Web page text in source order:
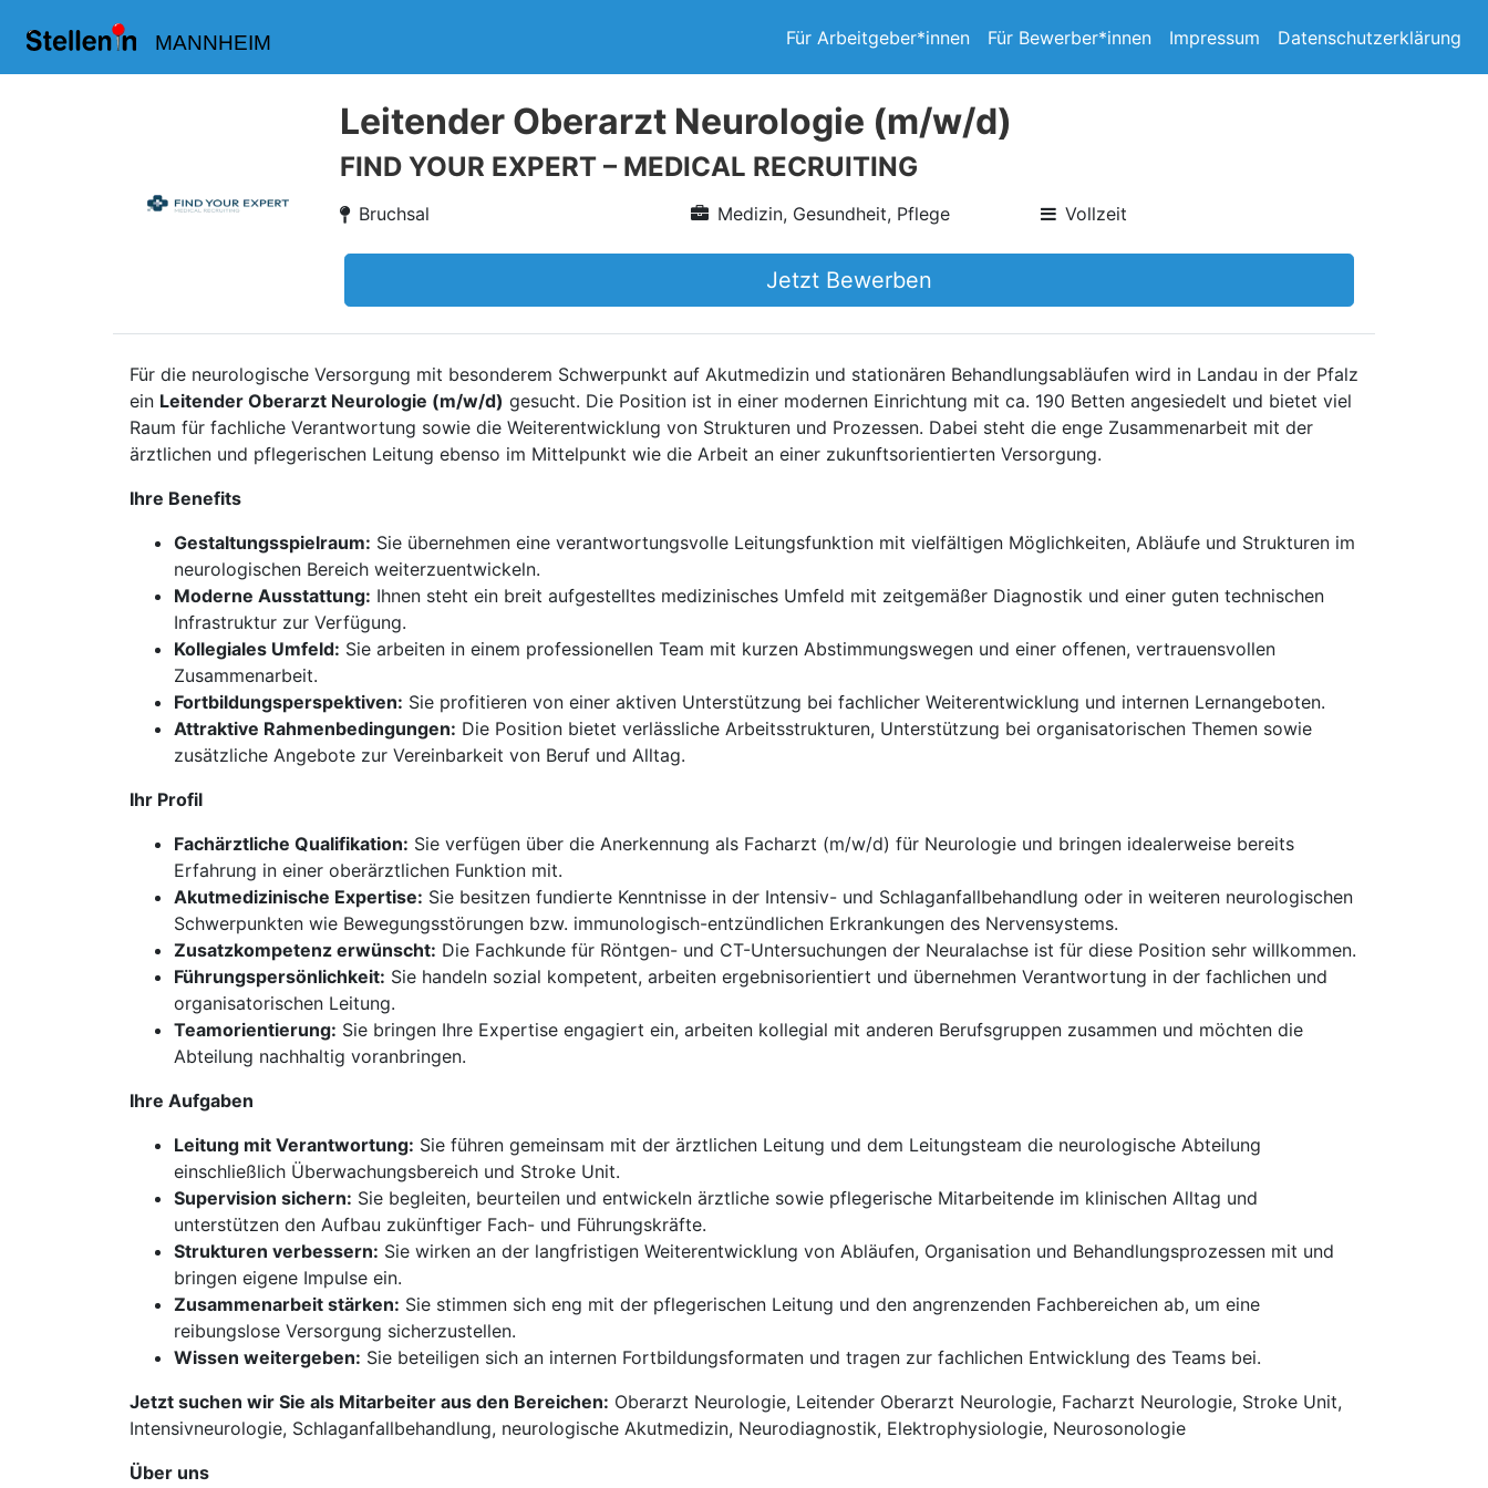
MANNHEIM Für Arbeitgeber*innen Für Bewerber*innen Impressum Datenschutzerklärung
Leitender Oberarzt Neurologie (m/w/d)
FIND YOUR EXPERT – MEDICAL RECRUITING
Bruchsal Medizin, Gesundheit, Pflege Vollzeit
Jetzt Bewerben
Für die neurologische Versorgung mit besonderem Schwerpunkt auf Akutmedizin und stationären Behandlungsabläufen wird in Landau in der Pfalz
ein Leitender Oberarzt Neurologie (m/w/d) gesucht. Die Position ist in einer modernen Einrichtung mit ca. 190 Betten angesiedelt und bietet viel
Raum für fachliche Verantwortung sowie die Weiterentwicklung von Strukturen und Prozessen. Dabei steht die enge Zusammenarbeit mit der
ärztlichen und pflegerischen Leitung ebenso im Mittelpunkt wie die Arbeit an einer zukunftsorientierten Versorgung.
Ihre Benefits
Gestaltungsspielraum: Sie übernehmen eine verantwortungsvolle Leitungsfunktion mit vielfältigen Möglichkeiten, Abläufe und Strukturen im
neurologischen Bereich weiterzuentwickeln.
Moderne Ausstattung: Ihnen steht ein breit aufgestelltes medizinisches Umfeld mit zeitgemäßer Diagnostik und einer guten technischen
Infrastruktur zur Verfügung.
Kollegiales Umfeld: Sie arbeiten in einem professionellen Team mit kurzen Abstimmungswegen und einer offenen, vertrauensvollen
Zusammenarbeit.
Fortbildungsperspektiven: Sie profitieren von einer aktiven Unterstützung bei fachlicher Weiterentwicklung und internen Lernangeboten.
Attraktive Rahmenbedingungen: Die Position bietet verlässliche Arbeitsstrukturen, Unterstützung bei organisatorischen Themen sowie
zusätzliche Angebote zur Vereinbarkeit von Beruf und Alltag.
Ihr Profil
Fachärztliche Qualifikation: Sie verfügen über die Anerkennung als Facharzt (m/w/d) für Neurologie und bringen idealerweise bereits
Erfahrung in einer oberärztlichen Funktion mit.
Akutmedizinische Expertise: Sie besitzen fundierte Kenntnisse in der Intensiv- und Schlaganfallbehandlung oder in weiteren neurologischen
Schwerpunkten wie Bewegungsstörungen bzw. immunologisch-entzündlichen Erkrankungen des Nervensystems.
Zusatzkompetenz erwünscht: Die Fachkunde für Röntgen- und CT-Untersuchungen der Neuralachse ist für diese Position sehr willkommen.
Führungspersönlichkeit: Sie handeln sozial kompetent, arbeiten ergebnisorientiert und übernehmen Verantwortung in der fachlichen und
organisatorischen Leitung.
Teamorientierung: Sie bringen Ihre Expertise engagiert ein, arbeiten kollegial mit anderen Berufsgruppen zusammen und möchten die
Abteilung nachhaltig voranbringen.
Ihre Aufgaben
Leitung mit Verantwortung: Sie führen gemeinsam mit der ärztlichen Leitung und dem Leitungsteam die neurologische Abteilung
einschließlich Überwachungsbereich und Stroke Unit.
Supervision sichern: Sie begleiten, beurteilen und entwickeln ärztliche sowie pflegerische Mitarbeitende im klinischen Alltag und
unterstützen den Aufbau zukünftiger Fach- und Führungskräfte.
Strukturen verbessern: Sie wirken an der langfristigen Weiterentwicklung von Abläufen, Organisation und Behandlungsprozessen mit und
bringen eigene Impulse ein.
Zusammenarbeit stärken: Sie stimmen sich eng mit der pflegerischen Leitung und den angrenzenden Fachbereichen ab, um eine
reibungslose Versorgung sicherzustellen.
Wissen weitergeben: Sie beteiligen sich an internen Fortbildungsformaten und tragen zur fachlichen Entwicklung des Teams bei.
Jetzt suchen wir Sie als Mitarbeiter aus den Bereichen: Oberarzt Neurologie, Leitender Oberarzt Neurologie, Facharzt Neurologie, Stroke Unit,
Intensivneurologie, Schlaganfallbehandlung, neurologische Akutmedizin, Neurodiagnostik, Elektrophysiologie, Neurosonologie
Über uns